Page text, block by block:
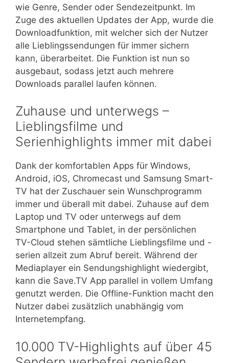
wie Genre, Sender oder Sendezeitpunkt. Im
Zuge des aktuellen Updates der App, wurde die
Downloadfunktion, mit welcher sich der Nutzer
alle Lieblingssendungen für immer sichern
kann, überarbeitet. Die Funktion ist nun so
ausgebaut, sodass jetzt auch mehrere
Downloads parallel laufen können.
Zuhause und unterwegs –
Lieblingsfilme und
Serienhighlights immer mit dabei
Dank der komfortablen Apps für Windows,
Android, iOS, Chromecast und Samsung Smart-
TV hat der Zuschauer sein Wunschprogramm
immer und überall mit dabei. Zuhause auf dem
Laptop und TV oder unterwegs auf dem
Smartphone und Tablet, in der persönlichen
TV-Cloud stehen sämtliche Lieblingsfilme und -
serien allzeit zum Abruf bereit. Während der
Mediaplayer ein Sendungshighlight wiedergibt,
kann die Save.TV App parallel in vollem Umfang
genutzt werden. Die Offline-Funktion macht den
Nutzer dabei zusätzlich unabhängig vom
Internetempfang.
10.000 TV-Highlights auf über 45